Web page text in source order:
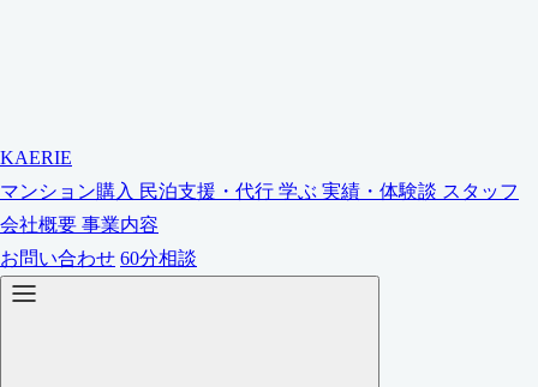
KAERIE
マンション購入 民泊支援・代行 学ぶ 実績・体験談 スタッフ
会社概要 事業内容
お問い合わせ 60分相談